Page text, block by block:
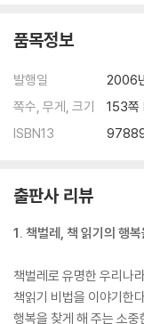
품목정보
발행일
2006
쪽수, 무게, 크기
153
ISBN13
출판사 리뷰
1. 책벌레, 책 읽기의 행
책벌레로 유명한 우리나
책읽기 비법을 이야기한
행복을 찾게 해 주는 소중